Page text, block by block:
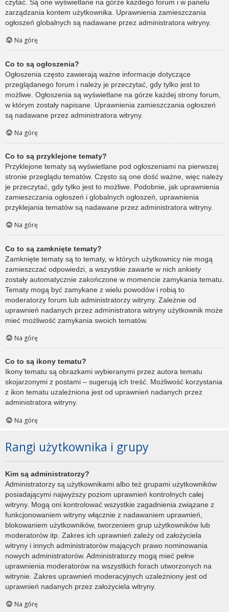
czytać. Są one wyświetlane na górze każdego forum i w panelu
zarządzania kontem użytkownika. Uprawnienia zamieszczania
ogłoszeń globalnych są nadawane przez administratora witryny.
Na górę
Co to są ogłoszenia?
Ogłoszenia często zawierają ważne informacje dotyczące
przeglądanego forum i należy je przeczytać, gdy tylko jest to
możliwe. Ogłoszenia są wyświetlane na górze każdej strony forum,
w którym zostały napisane. Uprawnienia zamieszczania ogłoszeń
są nadawane przez administratora witryny.
Na górę
Co to są przyklejone tematy?
Przyklejone tematy są wyświetlane pod ogłoszeniami na pierwszej
stronie przeglądu tematów. Często są one dość ważne, więc należy
je przeczytać, gdy tylko jest to możliwe. Podobnie, jak uprawnienia
zamieszczania ogłoszeń i globalnych ogłoszeń, uprawnienia
przyklejania tematów są nadawane przez administratora witryny.
Na górę
Co to są zamknięte tematy?
Zamknięte tematy są to tematy, w których użytkownicy nie mogą
zamieszczać odpowiedzi, a wszystkie zawarte w nich ankiety
zostały automatycznie zakończone w momencie zamykania tematu.
Tematy mogą być zamykane z wielu powodów i robią to
moderatorzy forum lub administratorzy witryny. Zależnie od
uprawnień nadanych przez administratora witryny użytkownik może
mieć możliwość zamykania swoich tematów.
Na górę
Co to są ikony tematu?
Ikony tematu są obrazkami wybieranymi przez autora tematu
skojarzonymi z postami – sugerują ich treść. Możliwość korzystania
z ikon tematu uzależniona jest od uprawnień nadanych przez
administratora witryny.
Na górę
Rangi użytkownika i grupy
Kim są administratorzy?
Administratorzy są użytkownikami albo też grupami użytkowników
posiadającymi najwyższy poziom uprawnień kontrolnych całej
witryny. Mogą oni kontrolować wszystkie zagadnienia związane z
funkcjonowaniem witryny włącznie z nadawaniem uprawnień,
blokowaniem użytkowników, tworzeniem grup użytkowników lub
moderatorów itp. Zakres ich uprawnień zależy od założyciela
witryny i innych administratorów mających prawo nominowania
nowych administratorów. Administratorzy mogą mieć pełne
uprawnienia moderatorów na wszystkich forach utworzonych na
witrynie. Zakres uprawnień moderacyjnych uzależniony jest od
uprawnień nadanych przez założyciela witryny.
Na górę